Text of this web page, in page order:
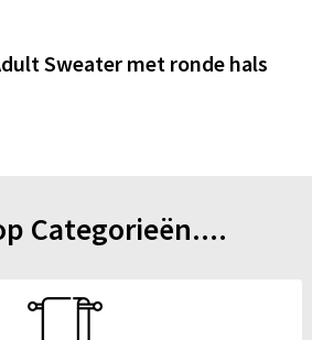
Sweater met ronde hals
Categorieën....